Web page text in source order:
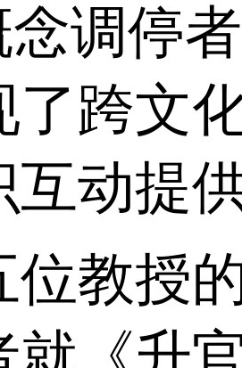
念调停
了跨文
互动提
授的